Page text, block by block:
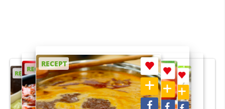
RECEPT
RECEPT
RECEPT
RECEPT
RECEPT